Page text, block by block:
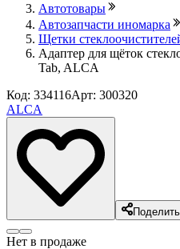
Автотовары
Автозапчасти иномарка
Щетки
Адаптер для щёток
Tab, ALCA
Код: 334116Арт: 300320
ALCA
Нет в продаже